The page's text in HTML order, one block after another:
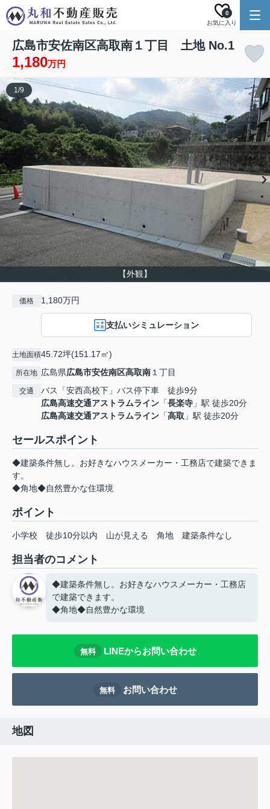
お気に入り
0
広島市安佐南区高取南１丁目 土地 No.1
1,180万円
【外観】
1/9
価格 1,180万円
支払いシミュレーション
土地面積45.72坪(151.17㎡)
所在地 広島県広島市安佐南区高取南１丁目
交通
バス「安西高校下」バス停下車 徒歩9分
広島高速交通アストラムライン 「長楽寺 」駅 徒歩20分
広島高速交通アストラムライン 「高取 」駅 徒歩20分
セールスポイント
◆建築条件無し。お好きなハウスメーカー・工務店で建築できま
す。
◆角地◆自然豊かな住環境
ポイント
小学校 徒歩10分以内 山が見える 角地 建築条件なし
担当者のコメント
◆建築条件無し。お好きなハウスメーカー・工務店
で建築できます。
◆角地◆自然豊かな環境
無料 LINEからお問い合わせ
無料 お問い合わせ
地図